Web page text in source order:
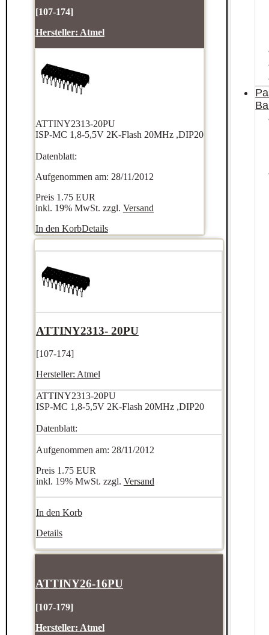
[107-174]
Hersteller: Atmel
ATTINY2313-20PU
ISP-MC 1,8-5,5V 2K-Flash 20MHz ,DIP20
Datenblatt:
Aufgenommen am: 28/11/2012
Preis 1.75 EUR
inkl. 19% MwSt. zzgl. Versand
In den KorbDetails
ATTINY2313- 20PU
[107-174]
Hersteller: Atmel
ATTINY2313-20PU
ISP-MC 1,8-5,5V 2K-Flash 20MHz ,DIP20
Datenblatt:
Aufgenommen am: 28/11/2012
Preis 1.75 EUR
inkl. 19% MwSt. zzgl. Versand
In den Korb
Details
ATTINY26-16PU
[107-179]
Hersteller: Atmel